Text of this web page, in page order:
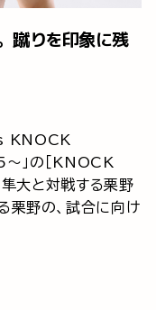
蹴りを印象に残
KNOCK
の［KNOCK
大と対戦する栗野
栗野の、試合に向け